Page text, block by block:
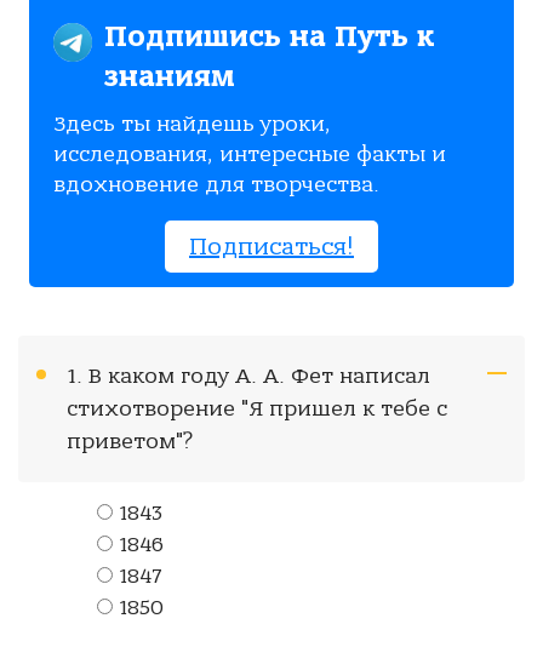
Подпишись на Путь к
знаниям
Здесь ты найдешь уроки,
исследования, интересные факты и
вдохновение для творчества.
Подписаться!
1. В каком году А. А. Фет написал
стихотворение "Я пришел к тебе с
приветом"?
1843
1846
1847
1850